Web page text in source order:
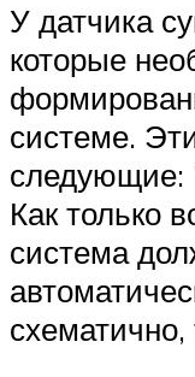
У датчика
которые
системе.
следующие:
Как только
система
схематично,